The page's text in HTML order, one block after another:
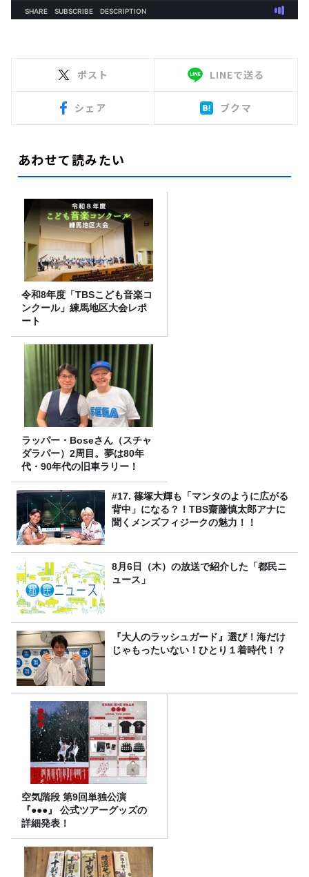
ポスト LINEで送る
シェア ブクマ
あわせて読みたい
令和8年度「TBSこども音楽コ
ンクール」練馬地区大会レポ
ート
ラッパー・Boseさん（スチャ
ダラパー）2周目。夢は80年
代・90年代の旧車ラリー！
#17. 篠塚大輝も「マンタのように広がる
背中」になる？！TBS齋藤慎太郎アナに
聞くメンズフィジークの魅力！！
8月6日（木）の放送で紹介した「都民ニ
ュース」
『大人のラッシュガード』選び！海だけ
じゃもったいない！ひとり１着時代！？
空気階段 第9回単独公演
『●●●』 公式ツアーグッズの
詳細発表！